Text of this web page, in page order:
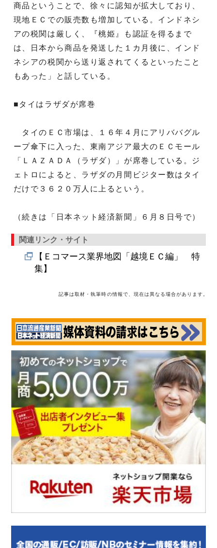
商品ということで、徐々に認知が拡大しており、
現地ＥＣでの販売数も増加している。インドネシ
アの税関は厳しく、『桃姫』も認証を得るまで
は、日本から商品を発送した１カ月後に、インド
ネシアの税関から送り返されてくるといったこと
もあった」と話している。
■タイはラザダが席巻
タイのＥＣ市場は、１６年４月にアリババグル
ープ傘下に入った、東南アジア最大のＥＣモール
「ＬＡＺＡＤＡ（ラザダ）」が席巻している。ジ
ェトロによると、ラザダの月間ビジター数はタイ
だけで３６２０万人に上るという。
（続きは「日本ネット経済新聞」６月８日号で）
関連リンク・サイト
【Ｅコマース業界地図「越境ＥＣ編」 特
集】
記事は取材・執筆時の情報で、現在は異なる場合があります。